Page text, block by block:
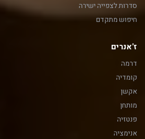
סדרות לצפייה ישירה
חיפוש מתקדם
ז'אנרים
דרמה
קומדיה
אקשן
מותחן
פנטזיה
אנימציה